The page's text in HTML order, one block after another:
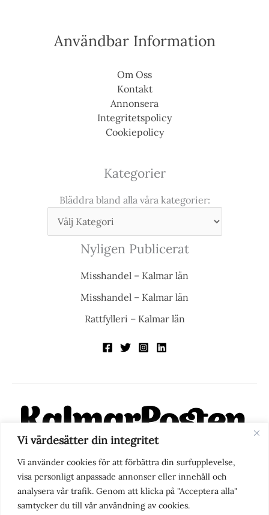
Vi värdesätter din integritet
Vi använder cookies för att förbättra din surfupplevelse,
visa personligt anpassade annonser eller innehåll och
analysera vår trafik. Genom att klicka på "Acceptera alla"
samtycker du till vår användning av cookies.
Användbar Information
Om Oss
Kontakt
Annonsera
Integritetspolicy
Cookiepolicy
Kategorier
Bläddra bland alla våra kategorier:
Nyligen Publicerat
Misshandel – Kalmar län
Misshandel – Kalmar län
Rattfylleri – Kalmar län
KalmarPosten är en modern lokalnyhetstidning på nätet. Med
fokus på Kalmarregionen, men också med blick för det större
perspektivet, vill vi vara din självklara kanal för nyheter,
berättelser och engagemang. KalmarPosten grundades 1988 och
fick nya ägare 2025.